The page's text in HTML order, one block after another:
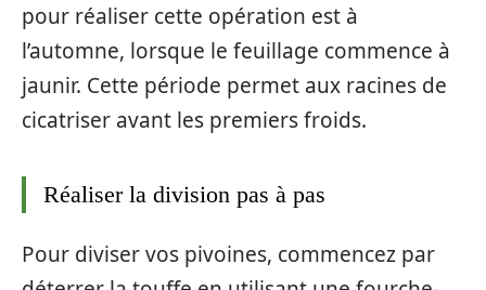
pour réaliser cette opération est à
l’automne, lorsque le feuillage commence à
jaunir. Cette période permet aux racines de
cicatriser avant les premiers froids.
Réaliser la division pas à pas
Pour diviser vos pivoines, commencez par